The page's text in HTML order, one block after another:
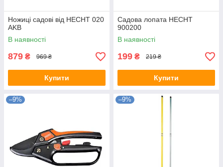
Ножиці садові від HECHT 020
AKB
В наявності
879 ₴ 969 ₴
Купити
Садова лопата HECHT
900200
В наявності
199 ₴ 219 ₴
Купити
–9% –9%